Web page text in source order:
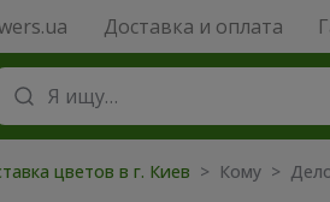
Доставка и оплата
цветов в г. Киев > Кому >